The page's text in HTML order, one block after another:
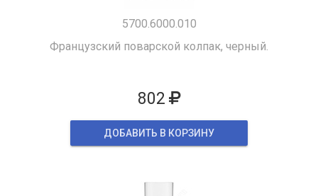
5700.6000.010
Французский поварской колпак, черный.
802
ДОБАВИТЬ В КОРЗИНУ